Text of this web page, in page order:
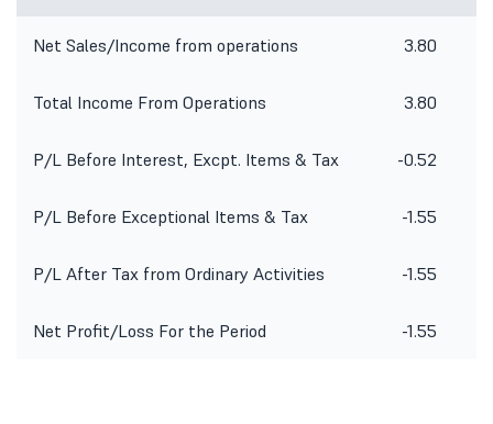
Net Sales/Income from operations 3.80
Total Income From Operations 3.80
P/L Before Interest, Excpt. Items & Tax -0.52
P/L Before Exceptional Items & Tax -1.55
P/L After Tax from Ordinary Activities -1.55
Net Profit/Loss For the Period -1.55